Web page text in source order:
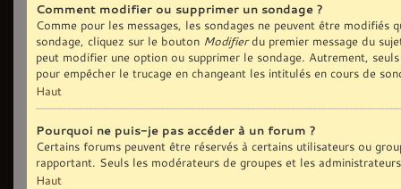
Comment modifier ou supprimer un sondage ?
Comme pour les messages, les sondages ne peuvent être
sondage, cliquez sur le bouton Modifierdu premier message du
peut modifier une option ou supprimer le sondage. Autrement,
pour empêcher le trucage en changeant les intitulés en cours de
Haut
Pourquoi ne puis-je pas accéder à un forum ?
Certains forums peuvent être réservés à certains utilisateurs ou
rapportant. Seuls les modérateurs de groupes et les
Haut